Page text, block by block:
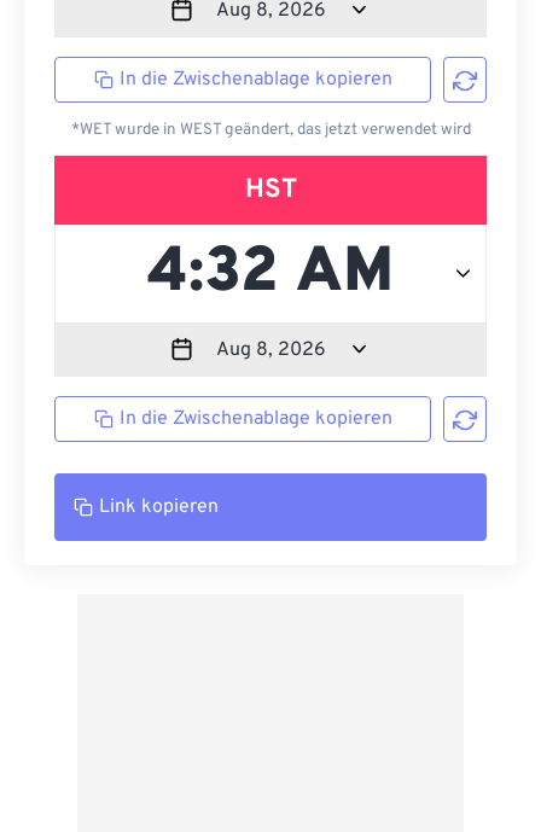
In die Zwischenablage kopieren
*WET wurde in WEST geändert, das jetzt verwendet wird
HST
In die Zwischenablage kopieren
Link kopieren